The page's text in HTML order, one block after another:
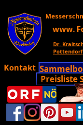
www.
Dr.
Pottendorf
Kontakt
Preisliste